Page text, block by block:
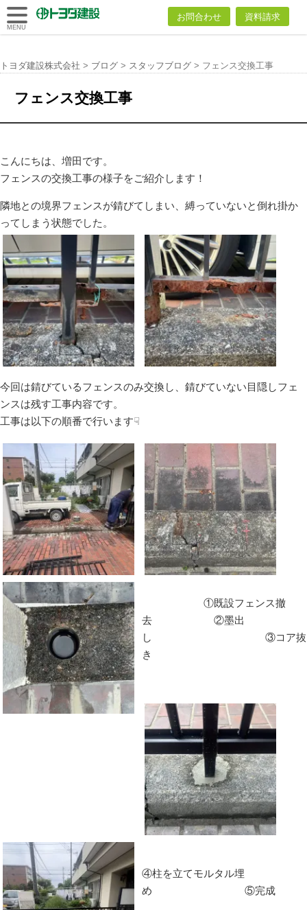
トヨダ建設
お問合わせ 資料請求
MENU
トヨダ建設株式会社 > ブログ > スタッフブログ > フェンス交換工事
フェンス交換工事
こんにちは、増田です。
フェンスの交換工事の様子をご紹介します！
隣地との境界フェンスが錆びてしまい、縛っていないと倒れ掛か
ってしまう状態でした。
今回は錆びているフェンスのみ交換し、錆びていない目隠しフェ
ンスは残す工事内容です。
工事は以下の順番で行います☟
①既設フェンス撤
去 ②墨出
し ③コア抜
き
④柱を立てモルタル埋
め ⑤完成